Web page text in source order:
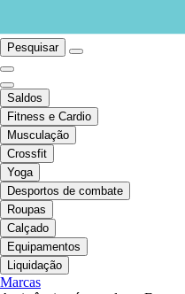
Pesquisar
Saldos
Fitness e Cardio
Musculação
Crossfit
Yoga
Desportos de combate
Roupas
Calçado
Equipamentos
Liquidação
Marcas